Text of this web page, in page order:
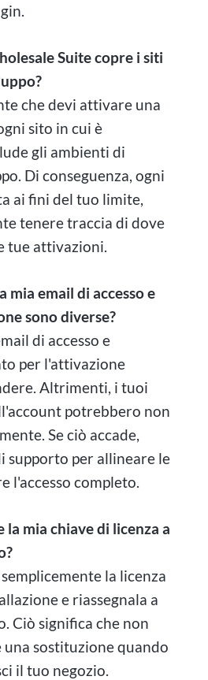
Suite copre i siti
che devi attivare una
sito in cui è
gli ambienti di
Di conseguenza, ogni
ai fini del tuo limite,
tenere traccia di dove
tue attivazioni.
mia email di accesso e
sono diverse?
di accesso e
per l'attivazione
Altrimenti, i tuoi
potrebbero non
Se ciò accade,
supporto per allineare le
l'accesso completo.
la mia chiave di licenza a
la licenza
e riassegnala a
Ciò significa che non
sostituzione quando
il tuo negozio.